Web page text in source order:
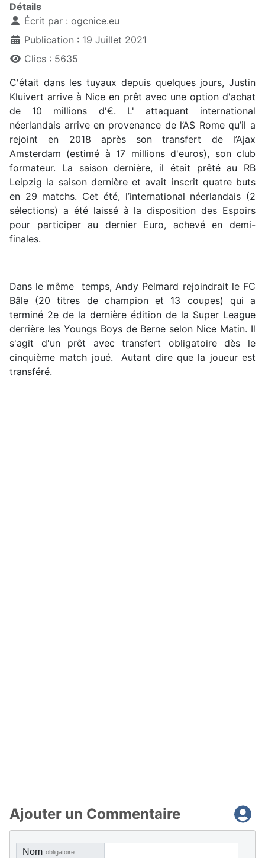
Détails
Écrit par : ogcnice.eu
Publication : 19 Juillet 2021
Clics : 5635
C'était dans les tuyaux depuis quelques jours, Justin
Kluivert arrive à Nice en prêt avec une option d'achat
de 10 millions d'€. L' attaquant international
néerlandais arrive en provenance de l’AS Rome qu’il a
rejoint en 2018 après son transfert de l’Ajax
Amsterdam (estimé à 17 millions d'euros), son club
formateur. La saison dernière, il était prêté au RB
Leipzig la saison dernière et avait inscrit quatre buts
en 29 matchs. Cet été, l’international néerlandais (2
sélections) a été laissé à la disposition des Espoirs
pour participer au dernier Euro, achevé en demi-
finales.
Dans le même temps, Andy Pelmard rejoindrait le FC
Bâle (20 titres de champion et 13 coupes) qui a
terminé 2e de la dernière édition de la Super League
derrière les Youngs Boys de Berne selon Nice Matin. Il
s'agit d'un prêt avec transfert obligatoire dès le
cinquième match joué. Autant dire que la joueur est
transféré.
Ajouter un Commentaire
Nom obligatoire